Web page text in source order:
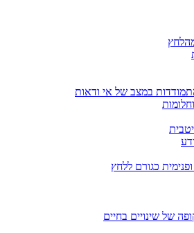
במצב של אי ודאות
כגורם ללחץ
של שינויים בחיים